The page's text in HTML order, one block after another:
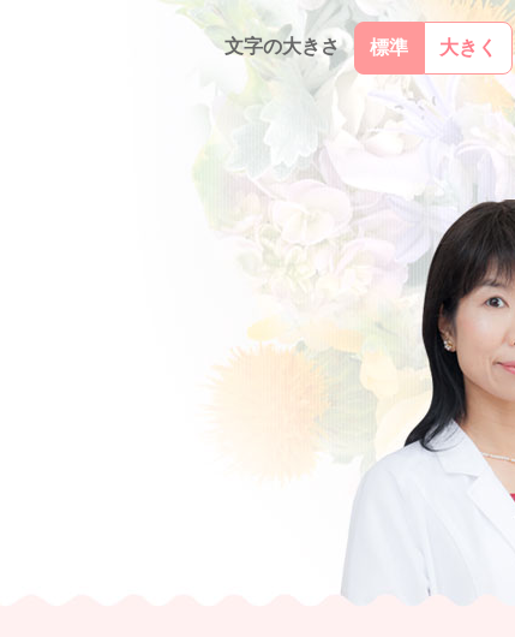
文字の大きさ 標準 大きく